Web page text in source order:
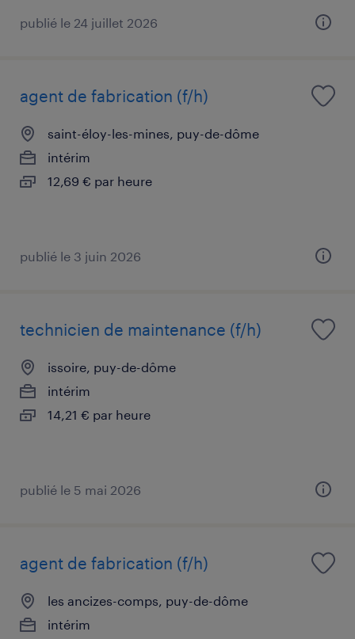
publié le 24 juillet 2026
agent de fabrication (f/h)
saint-éloy-les-mines, puy-de-dôme
intérim
12,69 € par heure
publié le 3 juin 2026
technicien de maintenance (f/h)
issoire, puy-de-dôme
intérim
14,21 € par heure
publié le 5 mai 2026
agent de fabrication (f/h)
les ancizes-comps, puy-de-dôme
intérim